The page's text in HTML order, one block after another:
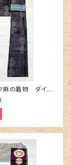
麻の着物 ダイヤ
布